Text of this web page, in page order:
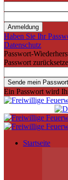
Haben Sie Ihr
Datenschutz
Passwort-
Passwort
Ein Passwort wird
Startseite